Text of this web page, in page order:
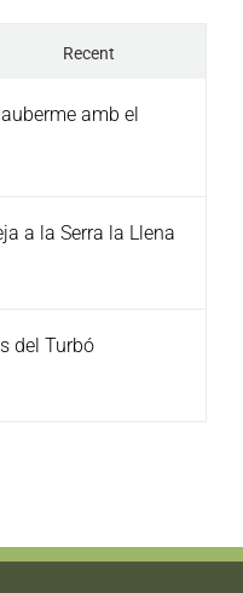
Recent
amb el
a la Serra la Llena
del Turbó